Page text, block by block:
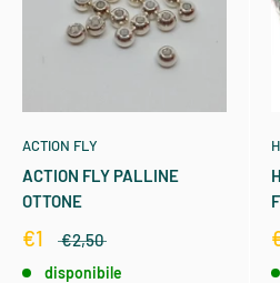
ACTION FLY
ACTION FLY PALLINE
OTTONE
€1 €2,50
disponibile